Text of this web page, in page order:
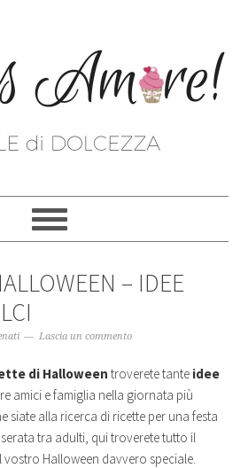
– IDEE
Lascia un commento
di Halloween troverete tante idee
amici e famiglia nella giornata più
siate alla ricerca di ricette per una festa
tra adulti, qui troverete tutto il
vostro Halloween davvero speciale.